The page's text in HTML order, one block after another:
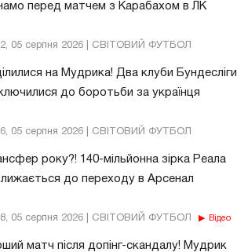
перед матчем з Карабахом в ЛК
05 серпня 2026 | СВІТОВИЙ ФУТБОЛ
на Мудрика! Два клуби Бундесліги
до боротьби за українця
05 серпня 2026 | СВІТОВИЙ ФУТБОЛ
року?! 140-мільйонна зірка Реала
до переходу в Арсенал
05 серпня 2026 | СВІТОВИЙ ФУТБОЛ Відео
матч після допінг-скандалу! Мудрик